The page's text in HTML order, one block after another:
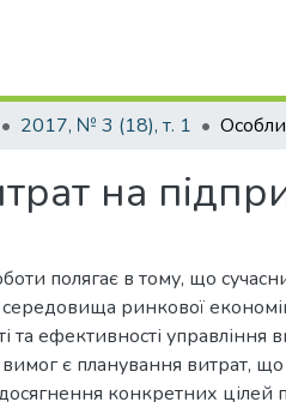
2017, № 3 (18), т. 1
на
полягає в тому, що
ринкової
та ефективності управління
є планування витрат,
конкретних цілей